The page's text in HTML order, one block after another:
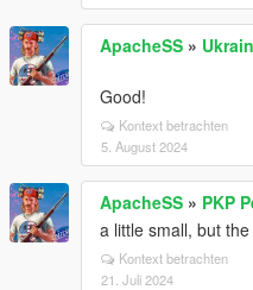
ApacheSS »
Good!
Kontext betrachten
5. August 2024
ApacheSS » PKP
a little small, but
Kontext betrachten
21. Juli 2024